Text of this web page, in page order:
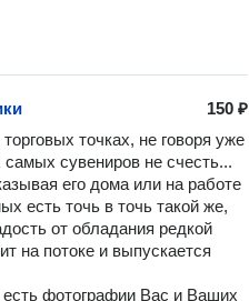
150 ₽
самых сувениров не счесть...
его дома или на работе
есть точь в точь такой же,
от обладания редкой
на потоке и выпускается